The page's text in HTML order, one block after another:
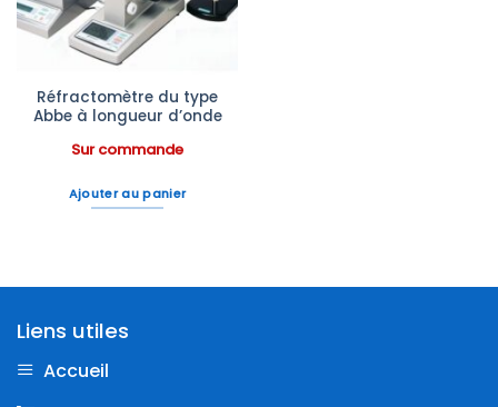
Réfractomètre du type
Abbe à longueur d’onde
Sur commande
Ajouter au panier
Liens utiles
Accueil